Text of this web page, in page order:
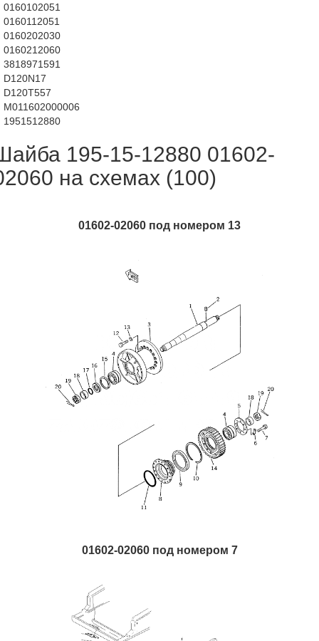
0160102051
0160112051
0160202030
0160212060
3818971591
D120N17
D120T557
M011602000006
1951512880
195-15-12880 01602-
на схемах (100)
01602-02060 под номером 13
01602-02060 под номером 7